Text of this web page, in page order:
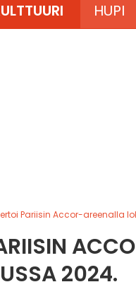
HUPI
Pariisin Accor-areenalla
2024.